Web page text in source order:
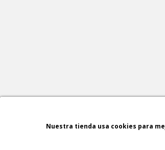
Nuestra tienda usa cookies para